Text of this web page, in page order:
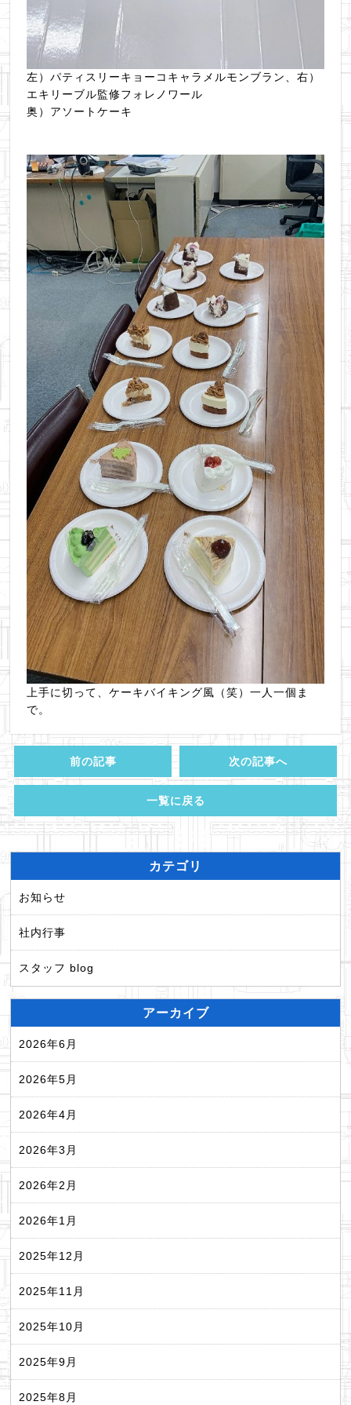
左）パティスリーキョーコキャラメルモンブラン、右）
エキリーブル監修フォレノワール
奥）アソートケーキ
上手に切って、ケーキバイキング風（笑）一人一個ま
で。
前の記事 次の記事へ
一覧に戻る
カテゴリ
お知らせ
社内行事
スタッフ blog
アーカイブ
2026年6月
2026年5月
2026年4月
2026年3月
2026年2月
2026年1月
2025年12月
2025年11月
2025年10月
2025年9月
2025年8月